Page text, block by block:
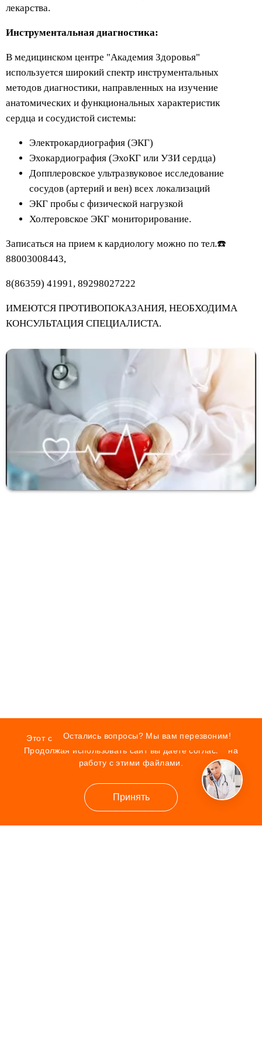
Остались вопросы? Мы вам перезвоним!
лекарства.
Инструментальная диагностика:
В медицинском центре "Академия Здоровья"
используется широкий спектр инструментальных
методов диагностики, направленных на изучение
анатомических и функциональных характеристик
сердца и сосудистой системы:
Электрокардиография (ЭКГ)
Эхокардиография (ЭхоКГ или УЗИ сердца)
Допплеровское ультразвуковое исследование
сосудов (артерий и вен) всех локализаций
ЭКГ пробы с физической нагрузкой
Холтеровское ЭКГ мониторирование.
Записаться на прием к кардиологу можно по тел.☎️
88003008443,
8(86359) 41991, 89298027222
ИМЕЮТСЯ ПРОТИВОПОКАЗАНИЯ, НЕОБХОДИМА
КОНСУЛЬТАЦИЯ СПЕЦИАЛИСТА.
Этот сайт использует cookie для хранения данных.
Продолжая использовать сайт вы даете согласие на
работу с этими файлами.
Принять